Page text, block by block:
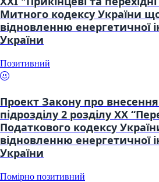
Митного кодексу України
відновленню енергетичної
України
Позитивний
Проект Закону про
підрозділу 2 розділу XX
Податкового кодексу
відновленню енергетичної
України
Помірно позитивний